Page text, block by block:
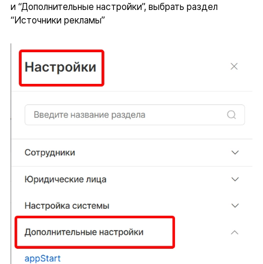
и “Дополнительные настройки”, выбрать раздел
“Источники рекламы”